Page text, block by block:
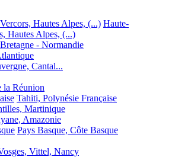
Hautes Alpes, (...) Haute-
Hautes Alpes, (...)
Bretagne - Normandie
Cantal...
la Réunion
Tahiti, Polynésie Française
Martinique
Amazonie
Pays Basque, Côte Basque
Vittel, Nancy